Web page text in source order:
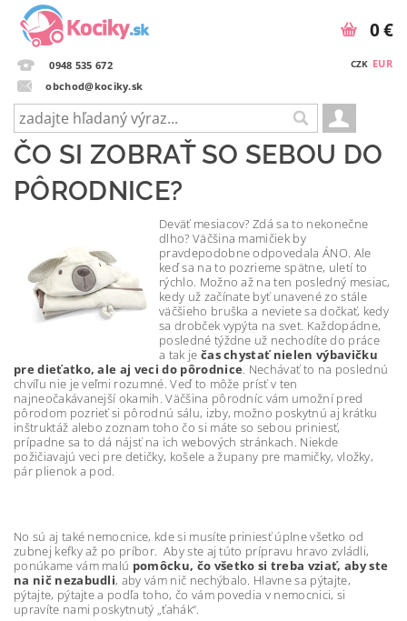
0948 535 672
obchod@kociky.sk
CZK EUR
0 €
ČO SI ZOBRAŤ SO SEBOU DO
PÔRODNICE?
Deväť mesiacov? Zdá sa to nekonečne
dlho? Väčšina mamičiek by
pravdepodobne odpovedala ÁNO. Ale
keď sa na to pozrieme spätne, uletí to
rýchlo. Možno až na ten posledný mesiac,
kedy už začínate byť unavené zo stále
väčšieho bruška a neviete sa dočkať, kedy
sa drobček vypýta na svet. Každopádne,
posledné týždne už nechodíte do práce
a tak je čas chystať nielen výbavičku
pre dieťatko, ale aj veci do pôrodnice. Nechávať to na poslednú
chvíľu nie je veľmi rozumné. Veď to môže prísť v ten
najneočakávanejší okamih. Väčšina pôrodníc vám umožní pred
pôrodom pozrieť si pôrodnú sálu, izby, možno poskytnú aj krátku
inštruktáž alebo zoznam toho čo si máte so sebou priniesť,
prípadne sa to dá nájsť na ich webových stránkach. Niekde
požičiavajú veci pre detičky, košele a župany pre mamičky, vložky,
pár plienok a pod.
No sú aj také nemocnice, kde si musíte priniesť úplne všetko od
zubnej kefky až po príbor. Aby ste aj túto prípravu hravo zvládli,
ponúkame vám malú pomôcku, čo všetko si treba vziať, aby ste
na nič nezabudli, aby vám nič nechýbalo. Hlavne sa pýtajte,
pýtajte, pýtajte a podľa toho, čo vám povedia v nemocnici, si
upravíte nami poskytnutý „ťahák“.